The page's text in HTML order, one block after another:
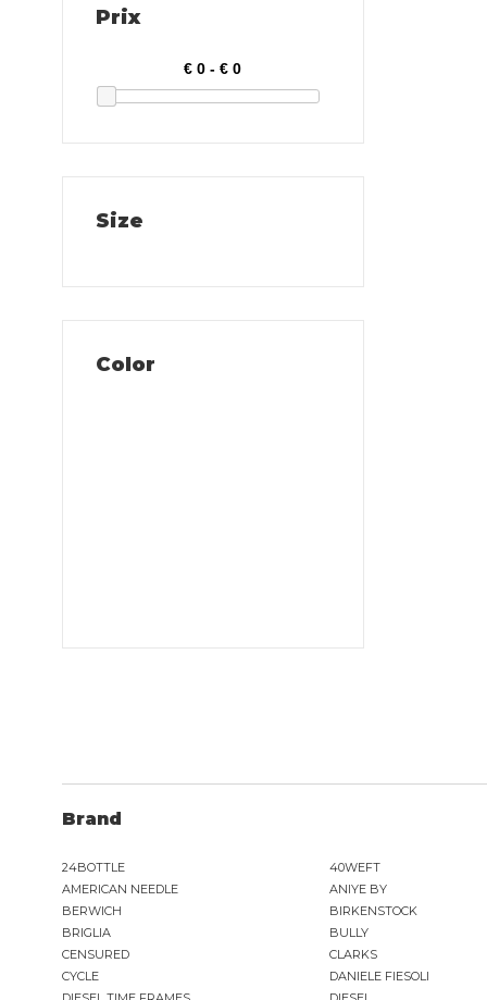
Prix
Size
Color
Brand
24BOTTLE 40WEFT
AMERICAN NEEDLE
ANIYE BY
BERWICH
BIRKENSTOCK
BRIGLIA
BULLY
CENSURED
CLARKS
CYCLE
DANIELE FIESOLI